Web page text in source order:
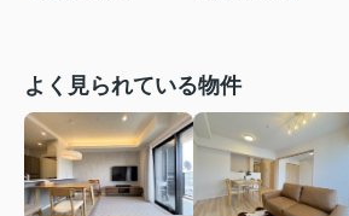
よく見られている物件